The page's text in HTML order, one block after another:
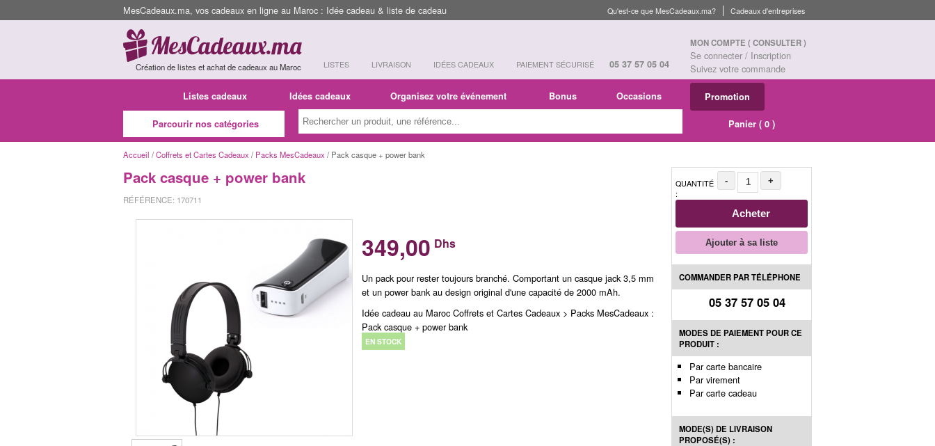
MesCadeaux.ma, vos cadeaux en ligne au Maroc : Idée cadeau & liste de cadeau Cadeaux d'entreprises
Qu'est-ce que MesCadeaux.ma?
Création de listes et achat de cadeaux au Maroc LISTES LIVRAISON IDÉES CADEAUX PAIEMENT SÉCURISÉ 05 37 57 05 04
MON COMPTE ( CONSULTER )
Se connecter / Inscription
Suivez votre commande
Listes cadeaux Idées cadeaux Organisez votre événement Bonus Occasions Promotion
Parcourir nos catégories Panier ( 0 )
Accueil /Coffrets et Cartes Cadeaux / Packs MesCadeaux / Pack casque + power bank
Pack casque + power bank
RÉFÉRENCE: 170711
349,00 Dhs
Un pack pour rester toujours branché. Comportant un casque jack 3,5 mm
et un power bank au design original d'une capacité de 2000 mAh.
Idée cadeau au Maroc Coffrets et Cartes Cadeaux > Packs MesCadeaux :
Pack casque + power bank
EN STOCK
QUANTITÉ
:
- +
Acheter
Ajouter à sa liste
COMMANDER PAR TÉLÉPHONE
05 37 57 05 04
MODES DE PAIEMENT POUR CE
PRODUIT :
Par carte bancaire
Par virement
Par carte cadeau
MODE(S) DE LIVRAISON
PROPOSÉ(S) :